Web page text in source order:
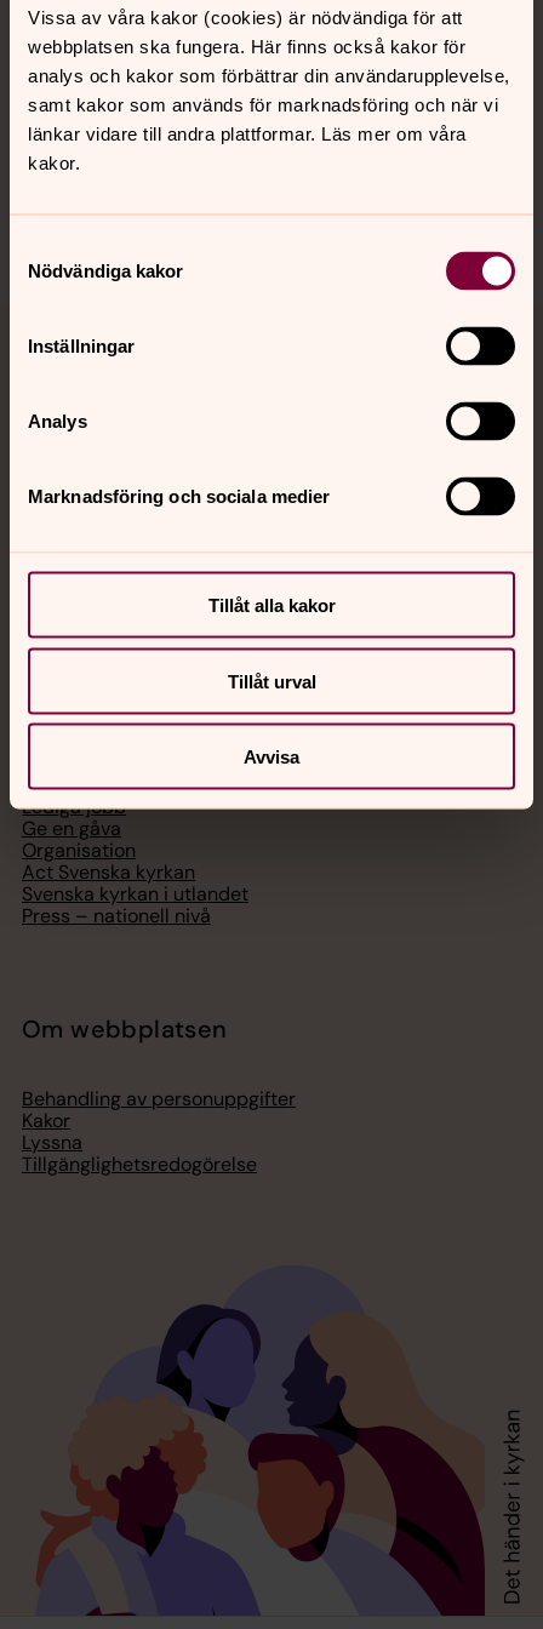
Vissa av våra kakor (cookies) är nödvändiga för att
webbplatsen ska fungera. Här finns också kakor för
analys och kakor som förbättrar din användarupplevelse,
samt kakor som används för marknadsföring och när vi
länkar vidare till andra plattformar. Läs mer om våra
kakor.
Nödvändiga kakor
Inställningar
Analys
Marknadsföring och sociala medier
Tillåt alla kakor
Tillåt urval
Avvisa
Hitta snabbt
Sociala kanaler
Jourhavande präst
Akut samtals- och krisstöd. Prata eller chatta anonymt
Telefon 112
Bli medlem
Lediga jobb
Ge en gåva
Organisation
Act Svenska kyrkan
Svenska kyrkan i utlandet
Press – nationell nivå
Om webbplatsen
Behandling av personuppgifter
Kakor
Lyssna
Tillgänglighetsredogörelse